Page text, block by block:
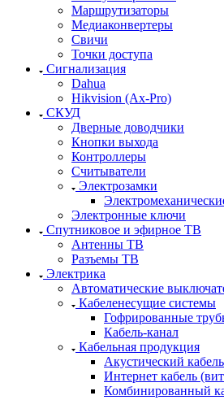
Маршрутизаторы
Медиаконвертеры
Свичи
Точки доступа
Сигнализация
Dahua
Hikvision (Ax-Pro)
СКУД
Дверные доводчики
Кнопки выхода
Контроллеры
Считыватели
Электрозамки
Электронные ключи
Спутниковое и эфирное ТВ
Антенны ТВ
Разъемы ТВ
Электрика
Автоматические
Кабеленесущие системы
Гофрированные
Кабель-канал
Кабельная продукция
Акустический кабель
Интернет кабель
Комбинированный